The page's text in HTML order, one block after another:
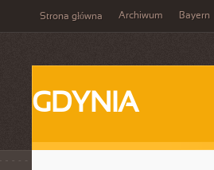
Strona główna Archiwum Bayern
GDYNIA